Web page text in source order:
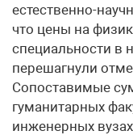
естественно-
что цены на
специальности в
перешагнули
Сопоставимые
гуманитарных
инженерных